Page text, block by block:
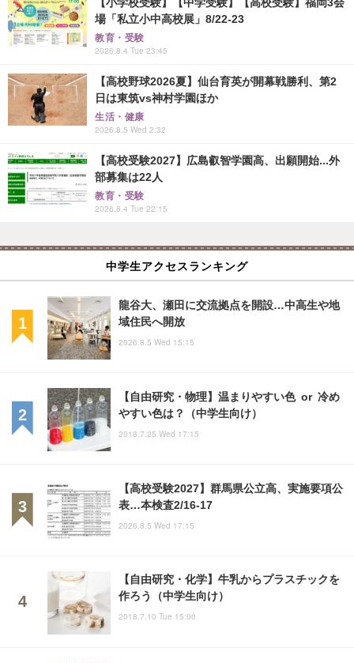
場「私立小中高校展」8/22-23
教育・受験
2026.8.4 Tue 23:45
【高校野球2026夏】仙台育英が開幕戦勝利、第2
日は東筑vs神村学園ほか
生活・健康
2026.8.5 Wed 2:32
【高校受験2027】広島叡智学園高、出願開始...外
部募集は22人
教育・受験
2026.8.4 Tue 22:15
中学生アクセスランキング
龍谷大、瀬田に交流拠点を開設…中高生や地
域住民へ開放
2026.8.5 Wed 15:15
【自由研究・物理】温まりやすい色 or 冷め
やすい色は？（中学生向け）
2018.7.25 Wed 17:15
【高校受験2027】群馬県公立高、実施要項公
表…本検査2/16-17
2026.8.5 Wed 17:15
【自由研究・化学】牛乳からプラスチックを
作ろう（中学生向け）
2018.7.10 Tue 15:00